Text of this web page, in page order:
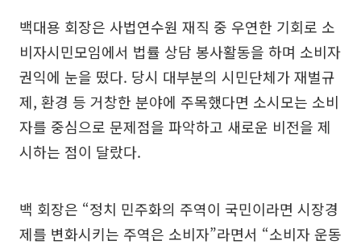
백대용 회장은 사법연수원 재직 중 우연한 기회로 소
비자시민모임에서 법률 상담 봉사활동을 하며 소비자
권익에 눈을 떴다. 당시 대부분의 시민단체가 재벌규
제, 환경 등 거창한 분야에 주목했다면 소시모는 소비
자를 중심으로 문제점을 파악하고 새로운 비전을 제
시하는 점이 달랐다.
백 회장은 “정치 민주화의 주역이 국민이라면 시장경
제를 변화시키는 주역은 소비자”라면서 “소비자 운동